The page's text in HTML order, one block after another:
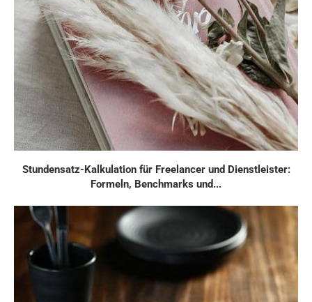
Stundensatz-Kalkulation für Freelancer und Dienstleister:
Formeln, Benchmarks und...